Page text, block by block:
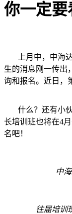
你一定
上月中，中海达
生的消息刚一传出
询和报名。近日，
什么？还有小伙
长培训班也将在4
名吧！
中
往届培训